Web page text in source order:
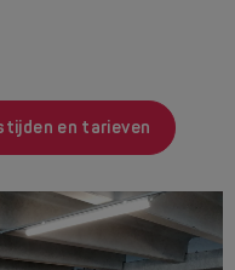
en tarieven